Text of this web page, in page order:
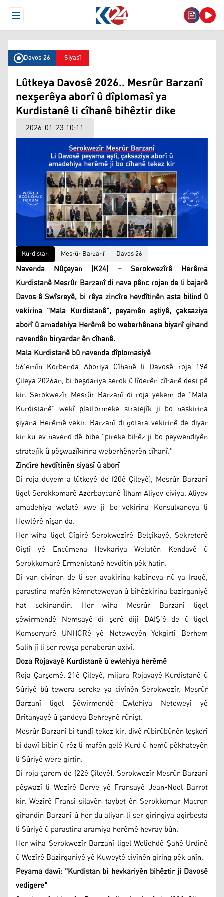
Open Menu
Davos 26 Siyasî
Lûtkeya Davosê 2026.. Mesrûr Barzanî
nexşerêya aborî û dîplomasî ya
Kurdistanê li cîhanê bihêztir dike
2026-01-23 10:11
Kurdistan Mesrûr Barzanî Davos 26
Navenda Nûçeyan (K24) – Serokwezîrê Herêma
Kurdistanê Mesrûr Barzanî di nava pênc rojan de li bajarê
Davos ê Swîsreyê, bi rêya zincîre hevdîtinên asta bilind û
vekirina "Mala Kurdistanê", peyamên aştiyê, çaksaziya
aborî û amadehiya Herêmê bo weberhênana biyanî gihand
navendên biryardar ên cîhanê.
Mala Kurdistanê bû navenda dîplomasiyê
56’emîn Korbenda Aboriya Cîhanê li Davosê roja 19ê
Çileya 2026an, bi beşdariya serok û lîderên cîhanê dest pê
kir. Serokwezîr Mesrûr Barzanî di roja yekem de "Mala
Kurdistanê" wekî platformeke stratejîk ji bo naskirina
şiyana Herêmê vekir. Barzanî di gotara vekirinê de diyar
kir ku ev navend dê bibe "pireke bihêz ji bo peywendiyên
stratejîk û pêşwazîkirina weberhênerên cîhanî."
Zincîre hevdîtinên siyasî û aborî
Di roja duyem a lûtkeyê de (20ê Çileyê), Mesrûr Barzanî
ligel Serokkomarê Azerbaycanê Îlham Aliyev civiya. Aliyev
amadehiya welatê xwe ji bo vekirina Konsulxaneya li
Hewlêrê nîşan da.
Her wiha ligel Cîgirê Serokwezîrê Belçîkayê, Sekreterê
Giştî yê Encûmena Hevkariya Welatên Kendavê û
Serokkomarê Ermenistanê hevdîtin pêk hatin.
Di van civînan de li ser avakirina kabîneya nû ya Iraqê,
parastina mafên kêmneteweyan û bihêzkirina bazirganiyê
hat sekinandin. Her wiha Mesrûr Barzanî ligel
şêwirmendê Nemsayê di şerê dijî DAIŞ’ê de û ligel
Komseryarê UNHCRê yê Neteweyên Yekgirtî Berhem
Salih jî li ser rewşa penaberan axivî.
Doza Rojavayê Kurdistanê û ewlehiya herêmê
Roja Çarşemê, 21ê Çileyê, mijara Rojavayê Kurdistanê û
Sûriyê bû tewera sereke ya civînên Serokwezîr. Mesrûr
Barzanî ligel Şêwirmendê Ewlehiya Neteweyî yê
Brîtanyayê û şandeya Behreynê rûnişt.
Mesrûr Barzanî bi tundî tekez kir, divê rûbirûbûnên leşkerî
bi dawî bibin û rêz li mafên gelê Kurd û hemû pêkhateyên
li Sûriyê were girtin.
Di roja çarem de (22ê Çileyê), Serokwezîr Mesrûr Barzanî
pêşwazî li Wezîrê Derve yê Fransayê Jean-Noel Barrot
kir. Wezîrê Fransî silavên taybet ên Serokkomar Macron
gihandin Barzanî û her du aliyan li ser giringiya agirbesta
li Sûriyê û parastina aramiya herêmê hevray bûn.
Her wiha Serokwezîr Barzanî ligel Welîehdê Şahê Urdinê
û Wezîrê Bazirganiyê yê Kuweytê civînên giring pêk anîn.
Peyama dawî: "Kurdistan bi hevkariyên bihêztir ji Davosê
vedigere"